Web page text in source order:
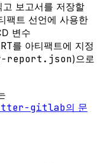
보고서를 저장할
팩트 선언에 사용한
변수
를 아티팩트에 지정
report.json)으로
gitlab의 문